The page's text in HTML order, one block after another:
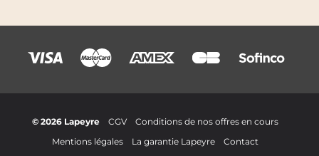
© 2026 Lapeyre CGV
Conditions de nos offres en cours
Mentions légales
La garantie Lapeyre Contact